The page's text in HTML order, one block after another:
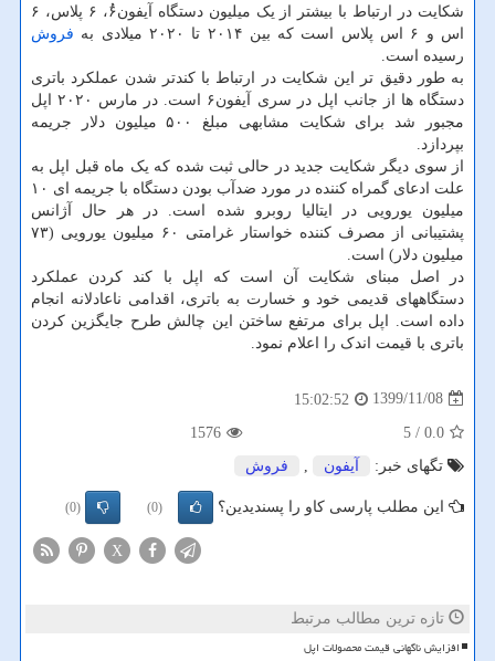
شکایت در ارتباط با بیشتر از یک میلیون دستگاه آیفون۶ُ، ۶ پلاس، ۶
اس و ۶ اس پلاس است که بین ۲۰۱۴ تا ۲۰۲۰ میلادی به
فروش
رسیده است.
به طور دقیق تر این شکایت در ارتباط با کندتر شدن عملکرد باتری
دستگاه ها از جانب اپل در سری آیفون۶ است. در مارس ۲۰۲۰ اپل
مجبور شد برای شکایت مشابهی مبلغ ۵۰۰ میلیون دلار جریمه
بپردازد.
از سوی دیگر شکایت جدید در حالی ثبت شده که یک ماه قبل اپل به
علت ادعای گمراه کننده در مورد ضدآب بودن دستگاه با جریمه ای ۱۰
میلیون یورویی در ایتالیا روبرو شده است. در هر حال آژانس
پشتیبانی از مصرف کننده خواستار غرامتی ۶۰ میلیون یورویی (۷۳
میلیون دلار) است.
در اصل مبنای شکایت آن است که اپل با کند کردن عملکرد
دستگاههای قدیمی خود و خسارت به باتری، اقدامی ناعادلانه انجام
داده است. اپل برای مرتفع ساختن این چالش طرح جایگزین کردن
باتری با قیمت اندک را اعلام نمود.
1399/11/08
15:02:52
0.0
/ 5
1576
تگهای خبر:
آیفون , فروش
این مطلب پارسی کاو را پسندیدین؟ (0)
(0)
X
تازه ترین مطالب مرتبط
افزایش ناگهانی قیمت محصولات اپل